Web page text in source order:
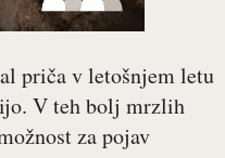
priča v letošnjem letu
V teh bolj mrzlih
za pojav